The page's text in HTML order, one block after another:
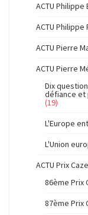
ACTU Philippe
ACTU
ACTU Pierre
ACTU Pierre
Dix
défiance et
(19)
L'Europe
L'Union
ACTU Prix
86ème Prix
87ème Prix